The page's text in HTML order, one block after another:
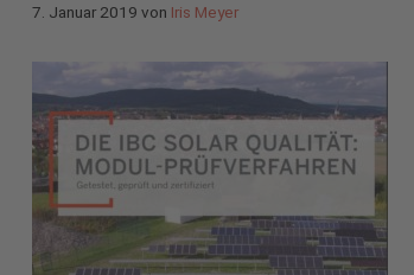
7. Januar 2019 von Iris Meyer